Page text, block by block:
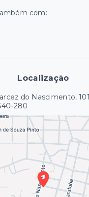
com:
Localização
do Nascimento,
280